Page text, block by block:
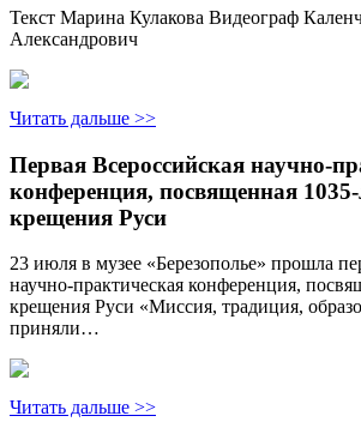
Текст Марина Кулакова Видеограф
Александрович
Читать дальше >>
Первая Всероссийская научно-
конференция, посвященная
крещения Руси
23 июля в музее «Березополье» прошла
научно-практическая конференция,
крещения Руси «Миссия, традиция,
приняли…
Читать дальше >>